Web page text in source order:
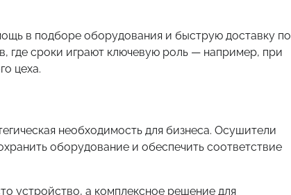
в подборе оборудования и быструю доставку по
где сроки играют ключевую роль — например, при
цеха.
необходимость для бизнеса. Осушители
оборудование и обеспечить соответствие
устройство, а комплексное решение для